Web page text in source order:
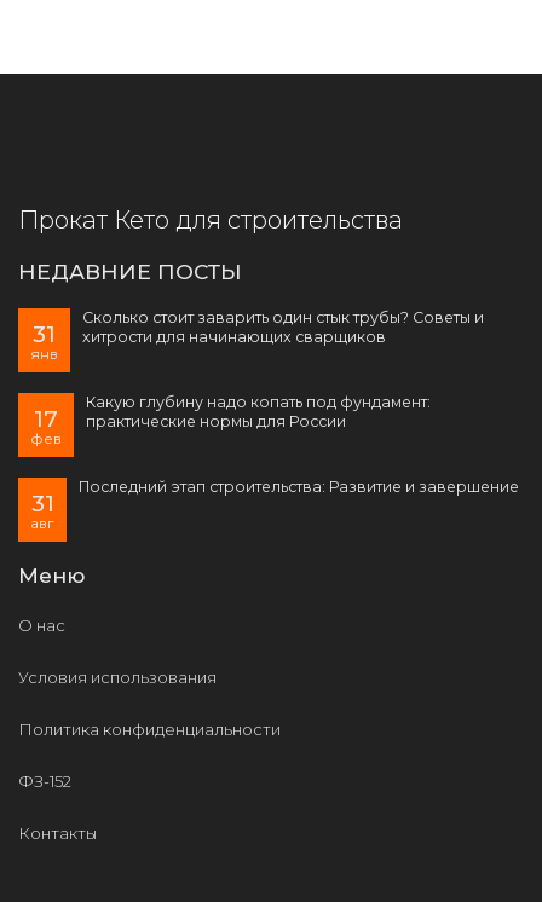
Прокат Кето для строительства
НЕДАВНИЕ ПОСТЫ
31
янв
Сколько стоит заварить один стык трубы? Советы и
хитрости для начинающих сварщиков
17
фев
Какую глубину надо копать под фундамент:
практические нормы для России
31
авг
Последний этап строительства: Развитие и завершение
Меню
О нас
Условия использования
Политика конфиденциальности
ФЗ-152
Контакты